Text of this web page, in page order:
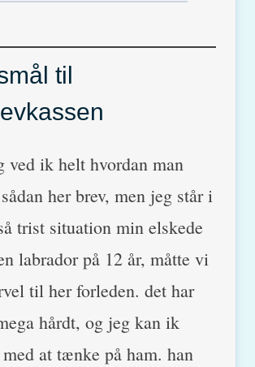
til
ved ik helt hvordan man
her brev, men jeg står i
trist situation min elskede
labrador på 12 år, måtte vi
til her forleden. det har
hårdt, og jeg kan ik
at tænke på ham. han